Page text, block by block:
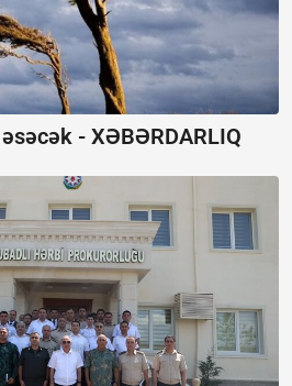
- XƏBƏRDARLIQ